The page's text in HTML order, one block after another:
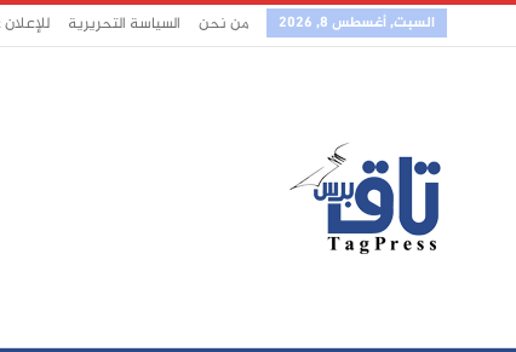
السبت, أغسطس 8, 2026 من نحن السياسة التحريرية